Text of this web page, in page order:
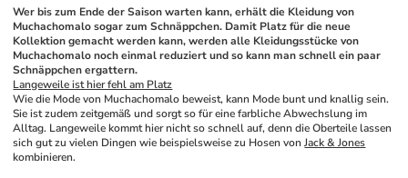
Wer bis zum Ende der Saison warten kann, erhält die Kleidung von
Muchachomalo sogar zum Schnäppchen. Damit Platz für die neue
Kollektion gemacht werden kann, werden alle Kleidungsstücke von
Muchachomalo noch einmal reduziert und so kann man schnell ein paar
Schnäppchen ergattern.
Langeweile ist hier fehl am Platz
Wie die Mode von Muchachomalo beweist, kann Mode bunt und knallig sein.
Sie ist zudem zeitgemäß und sorgt so für eine farbliche Abwechslung im
Alltag. Langeweile kommt hier nicht so schnell auf, denn die Oberteile lassen
sich gut zu vielen Dingen wie beispielsweise zu Hosen von Jack & Jones
kombinieren.